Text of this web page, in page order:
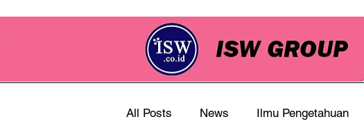
All Posts News Ilmu Pengetahuan